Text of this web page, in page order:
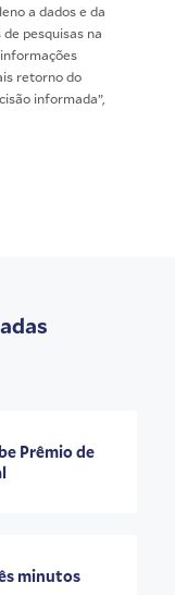
a dados e da
pesquisas na
retorno do
informada”,
Prêmio de
minutos